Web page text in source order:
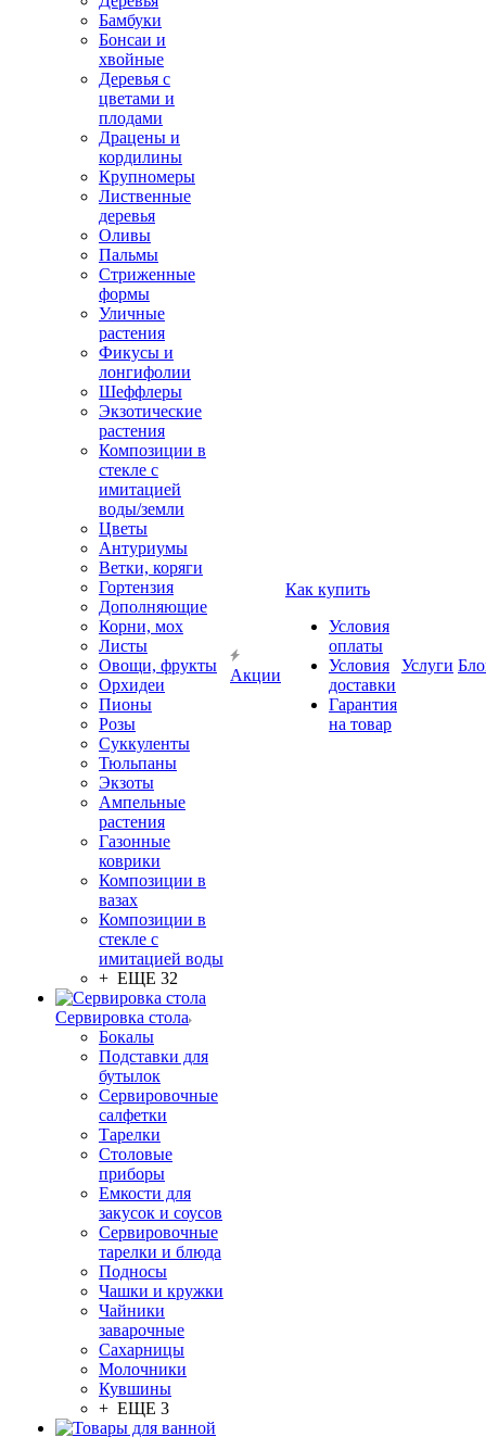
Бамбуки
Бонсаи и
хвойные
Деревья с
цветами и
плодами
Драцены и
кордилины
Крупномеры
Лиственные
деревья
Оливы
Пальмы
Стриженные
формы
Уличные
растения
Фикусы и
лонгифолии
Шеффлеры
Экзотические
растения
Композиции в
стекле с
имитацией
воды/земли
Цветы
Антуриумы
Ветки, коряги
Гортензия
Дополняющие
Корни, мох
Листы
Овощи, фрукты
Орхидеи
Пионы
Розы
Суккуленты
Тюльпаны
Экзоты
Ампельные
растения
Газонные
коврики
Композиции в
вазах
Композиции в
стекле с
имитацией воды
+ ЕЩЕ 32
Сервировка стола
Бокалы
Подставки для
бутылок
Сервировочные
салфетки
Тарелки
Столовые
приборы
Емкости для
закусок и соусов
Сервировочные
тарелки и блюда
Подносы
Чашки и кружки
Чайники
заварочные
Сахарницы
Молочники
Кувшины
+ ЕЩЕ 3
Акции
Как купить
Условия
оплаты
Условия
доставки
Гарантия
на товар
Услуги